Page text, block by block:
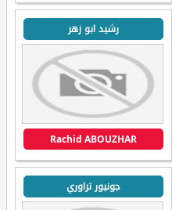
رشيد ابو زهر
Rachid ABOUZHAR
جونيور تراوري